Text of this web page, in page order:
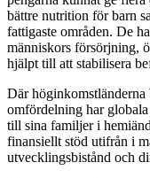
bättre nutrition för barn
fattigaste områden. De
människors försörjning,
hjälpt till att stabilisera
Där
omfördelning har
till sina familjer i
finansiellt stöd utifrån i
utvecklingsbistånd och